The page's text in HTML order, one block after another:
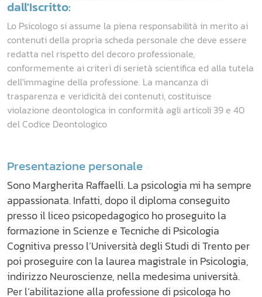
dall'Iscritto:
Lo Psicologo si assume la piena responsabilità in merito ai
contenuti della propria scheda personale che deve essere
redatta nel rispetto del decoro professionale,
conformemente ai criteri di serietà scientifica ed alla tutela
dell'immagine della professione. La mancanza di
trasparenza e veridicità dei contenuti, costituisce
violazione deontologica in conformità agli articoli 39 e 40
del Codice Deontologico
Presentazione personale
Sono Margherita Raffaelli. La psicologia mi ha sempre
appassionata. Infatti, dopo il diploma conseguito
presso il liceo psicopedagogico ho proseguito la
formazione in Scienze e Tecniche di Psicologia
Cognitiva presso l’Università degli Studi di Trento per
poi proseguire con la laurea magistrale in Psicologia,
indirizzo Neuroscienze, nella medesima università.
Per l’abilitazione alla professione di psicologa ho